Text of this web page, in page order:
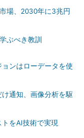
場、2030年に3兆円
ぶべき教訓
ンはローデータを使
通知、画像分析を駆
をAI技術で実現